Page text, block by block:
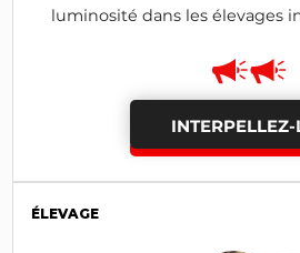
luminosité dans les élevages
INTERPELLEZ-
ÉLEVAGE